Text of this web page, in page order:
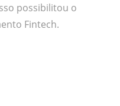
possibilitou o
Fintech.